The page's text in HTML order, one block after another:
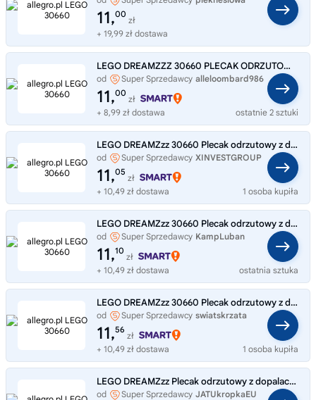
11,00
zł
+ 19,99 zł dostawa
LEGO DREAMZZZ 30660 PLECAK ODRZUTOWY Z DOPALACZAMI ZOEY
od Super Sprzedawcy alleloombard986
11,00
zł
+ 8,99 zł dostawa
ostatnie 2 sztuki
LEGO DREAMZzz 30660 Plecak odrzutowy z dopalaczami Zoey
od Super Sprzedawcy XINVESTGROUP
11,05
zł
+ 10,49 zł dostawa
1 osoba kupiła
LEGO DREAMZzz 30660 Plecak odrzutowy z dopalaczami Zoey
od Super Sprzedawcy KampLuban
11,10
zł
+ 10,49 zł dostawa
ostatnia sztuka
LEGO DREAMZzz 30660 Plecak odrzutowy z dopalaczami Zoey
od Super Sprzedawcy swiatskrzata
11,56
zł
+ 10,49 zł dostawa
1 osoba kupiła
LEGO DREAMZzz Plecak odrzutowy z dopalaczami Zoey 30660
od Super Sprzedawcy JATUkropkaEU